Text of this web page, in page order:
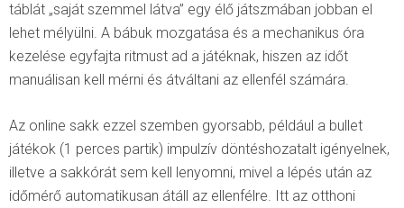
táblát „saját szemmel látva” egy élő játszmában jobban el
lehet mélyülni. A bábuk mozgatása és a mechanikus óra
kezelése egyfajta ritmust ad a játéknak, hiszen az időt
manuálisan kell mérni és átváltani az ellenfél számára.
Az online sakk ezzel szemben gyorsabb, például a bullet
játékok (1 perces partik) impulzív döntéshozatalt igényelnek,
illetve a sakkórát sem kell lenyomni, mivel a lépés után az
időmérő automatikusan átáll az ellenfélre. Itt az otthoni